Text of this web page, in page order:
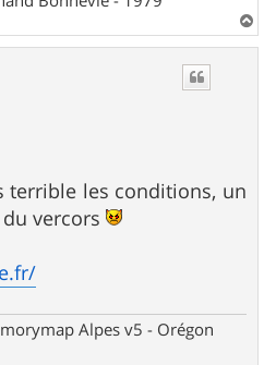
a
terrible les conditions, un
vercors
Alpes v5 - Orégon